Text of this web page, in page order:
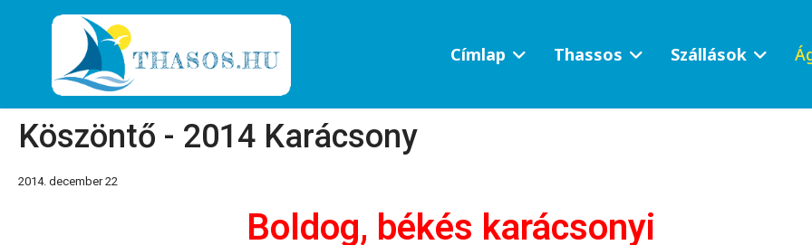
Címlap Thassos Szállások
Köszöntő - 2014 Karácsony
2014. december 22
Boldog, békés karácsonyi